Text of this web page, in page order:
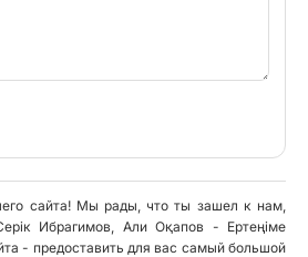
сайта! Мы рады, что ты зашел к нам,
Ибрагимов, Али Оқапов - Ертеңіме
- предоставить для вас самый большой